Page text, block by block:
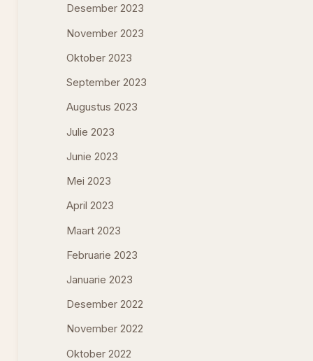
Desember 2023
November 2023
Oktober 2023
September 2023
Augustus 2023
Julie 2023
Junie 2023
Mei 2023
April 2023
Maart 2023
Februarie 2023
Januarie 2023
Desember 2022
November 2022
Oktober 2022